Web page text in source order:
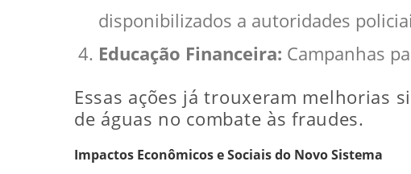
disponibilizados a autoridades
Educação Financeira: Campanhas
Essas ações já trouxeram melhorias
de águas no combate às fraudes.
Impactos Econômicos e Sociais do Novo Sistema